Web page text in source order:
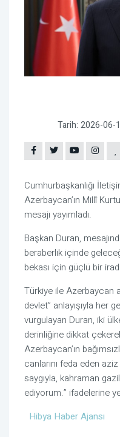
Tarih: 2026-06-
Cumhurbaşkanlığı
Azerbaycan’ın Millî
mesajı yayımladı.
Başkan Duran,
beraberlik içinde
bekası için güçlü bir
Türkiye ile Azerbaycan
devlet” anlayışıyla her
vurgulayan Duran, iki
derinliğine dikkat
Azerbaycan’ın
canlarını feda eden
saygıyla, kahraman
ediyorum.” ifadelerine
Hibya Haber Ajansı